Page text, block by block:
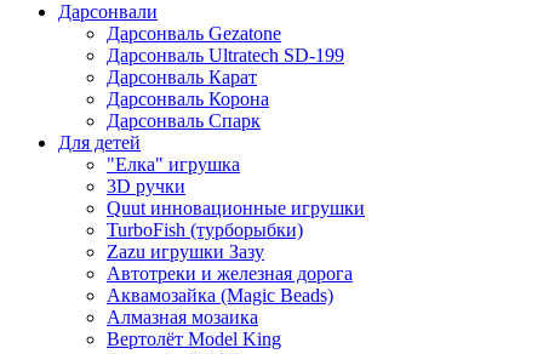
Дарсонвали
Дарсонваль Gezatone
Дарсонваль Ultratech SD-199
Дарсонваль Карат
Дарсонваль Корона
Дарсонваль Спарк
Для детей
"Елка" игрушка
3D ручки
Quut инновационные игрушки
TurboFish (турборыбки)
Zazu игрушки Зазу
Автотреки и железная дорога
Аквамозайка (Magic Beads)
Алмазная мозаика
Вертолёт Model King